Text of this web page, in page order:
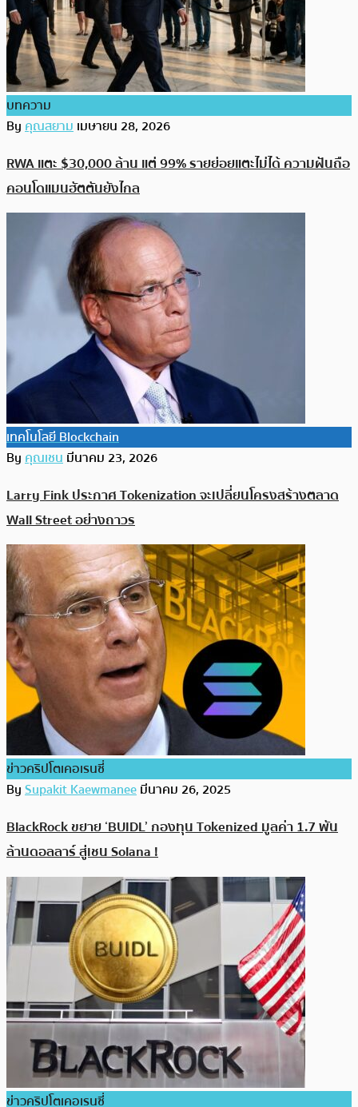
บทความ
Byคุณสยามเมษายน 28, 2026
RWA แตะ $30,000 ล้าน แต่ 99% รายย่อยแตะไม่ได้ ความฝันถือ
คอนโดแมนฮัตตันยังไกล
เทคโนโลยี Blockchain
Byคุณเชนมีนาคม 23, 2026
Larry Fink ประกาศ Tokenization จะเปลี่ยนโครงสร้างตลาด
Wall Street อย่างถาวร
ข่าวคริปโตเคอเรนซี่
BySupakit Kaewmaneeมีนาคม 26, 2025
BlackRock ขยาย ‘BUIDL’ กองทุน Tokenized มูลค่า 1.7 พัน
ล้านดอลลาร์ สู่เชน Solana !
ข่าวคริปโตเคอเรนซี่